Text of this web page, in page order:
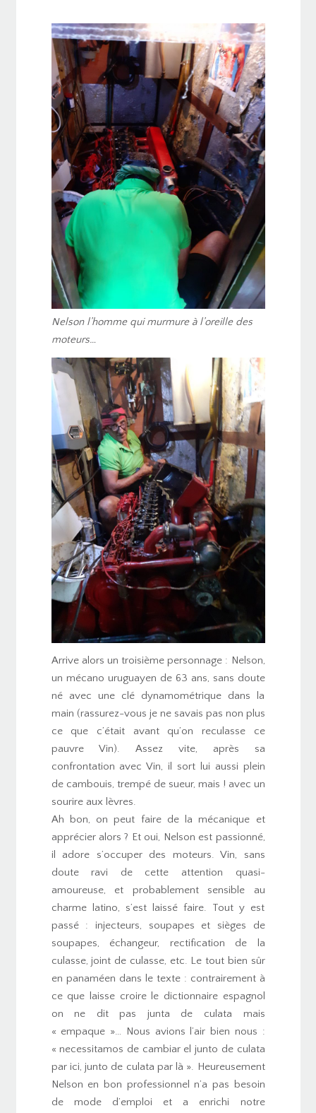
Nelson l’homme qui murmure à l’oreille des
moteurs…
Arrive alors un troisième personnage : Nelson,
un mécano uruguayen de 63 ans, sans doute
né avec une clé dynamométrique dans la
main (rassurez-vous je ne savais pas non plus
ce que c’était avant qu’on reculasse ce
pauvre Vin). Assez vite, après sa
confrontation avec Vin, il sort lui aussi plein
de cambouis, trempé de sueur, mais ! avec un
sourire aux lèvres.
Ah bon, on peut faire de la mécanique et
apprécier alors ? Et oui, Nelson est passionné,
il adore s’occuper des moteurs. Vin, sans
doute ravi de cette attention quasi-
amoureuse, et probablement sensible au
charme latino, s’est laissé faire. Tout y est
passé : injecteurs, soupapes et sièges de
soupapes, échangeur, rectification de la
culasse, joint de culasse, etc. Le tout bien sûr
en panaméen dans le texte : contrairement à
ce que laisse croire le dictionnaire espagnol
on ne dit pas junta de culata mais
« empaque »… Nous avions l’air bien nous :
« necessitamos de cambiar el junto de culata
par ici, junto de culata par là ». Heureusement
Nelson en bon professionnel n’a pas besoin
de mode d’emploi et a enrichi notre